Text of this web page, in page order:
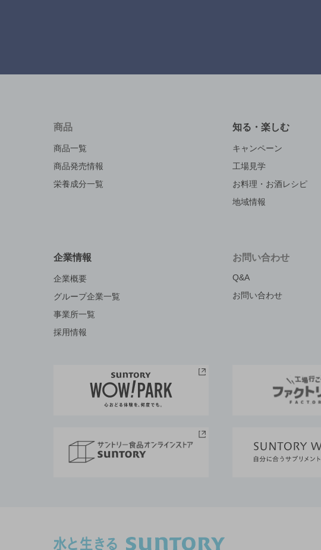
商品
商品一覧
商品発売情報
栄養成分一覧
知る・楽しむ
キャンペーン
工場見学
お料理・お酒レシピ
地域情報
企業情報
企業概要
グループ企業一覧
事業所一覧
採用情報
お問い合わせ
Q&A
お問い合わせ